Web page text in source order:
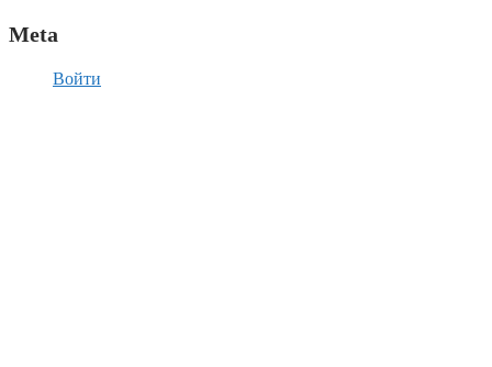
Meta
Войти